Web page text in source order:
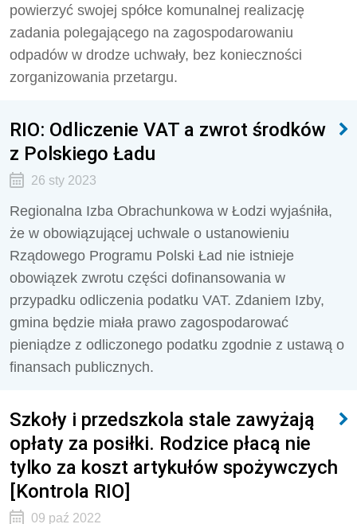
powierzyć swojej spółce komunalnej realizację
zadania polegającego na zagospodarowaniu
odpadów w drodze uchwały, bez konieczności
zorganizowania przetargu.
RIO: Odliczenie VAT a zwrot środków
z Polskiego Ładu
26 sty 2023
Regionalna Izba Obrachunkowa w Łodzi wyjaśniła,
że w obowiązującej uchwale o ustanowieniu
Rządowego Programu Polski Ład nie istnieje
obowiązek zwrotu części dofinansowania w
przypadku odliczenia podatku VAT. Zdaniem Izby,
gmina będzie miała prawo zagospodarować
pieniądze z odliczonego podatku zgodnie z ustawą o
finansach publicznych.
Szkoły i przedszkola stale zawyżają
opłaty za posiłki. Rodzice płacą nie
tylko za koszt artykułów spożywczych
[Kontrola RIO]
09 paź 2022